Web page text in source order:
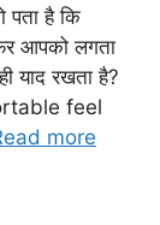
पता है कि
आपको लगता
याद रखता है?
feel
more